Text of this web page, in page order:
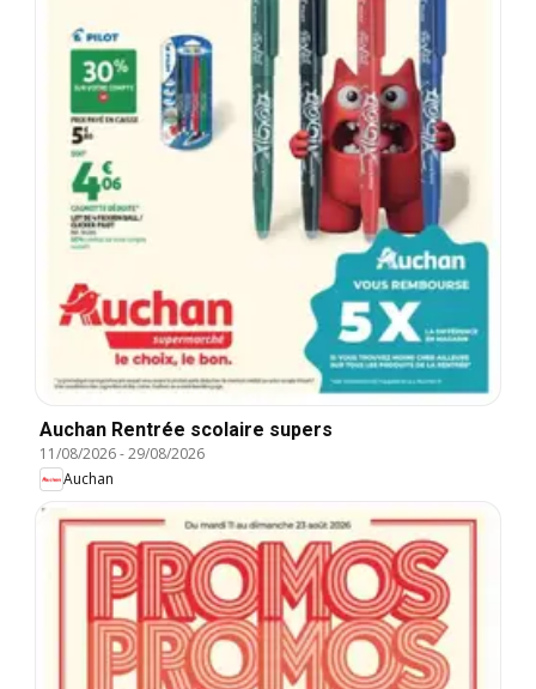
Auchan Rentrée scolaire supers
11/08/2026-29/08/2026
Auchan